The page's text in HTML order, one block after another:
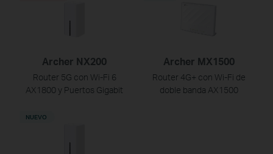
Archer NX200
Router 5G con Wi-Fi 6
AX1800 y Puertos Gigabit
Archer MX1500
Router 4G+ con Wi-Fi de
doble banda AX1500
NUEVO